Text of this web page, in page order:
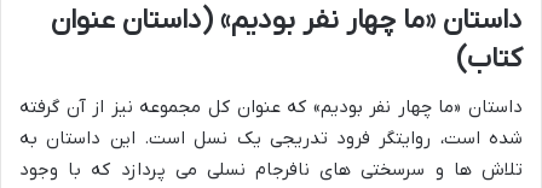
داستان «ما چهار نفر بودیم» (داستان عنوان
کتاب)
داستان «ما چهار نفر بودیم» که عنوان کل مجموعه نیز از آن گرفته
شده است، روایتگر فرود تدریجی یک نسل است. این داستان به
تلاش ها و سرسختی های نافرجام نسلی می پردازد که با وجود